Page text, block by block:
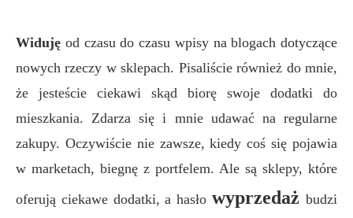
Widuję od czasu do czasu wpisy na blogach dotyczące
nowych rzeczy w sklepach. Pisaliście również do mnie,
że jesteście ciekawi skąd biorę swoje dodatki do
mieszkania. Zdarza się i mnie udawać na regularne
zakupy. Oczywiście nie zawsze, kiedy coś się pojawia
w marketach, biegnę z portfelem. Ale są sklepy, które
oferują ciekawe dodatki, a hasłowyprzedażbudzi